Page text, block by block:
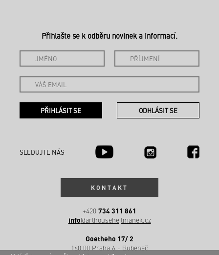
Přihlašte se k odběru novinek a informací.
SLEDUJTE NÁS
KONTAKT
+420 734 311 861
info@arthousehejtmanek.cz
Goetheho 17/ 2
160 00 Praha 6 - Bubeneč